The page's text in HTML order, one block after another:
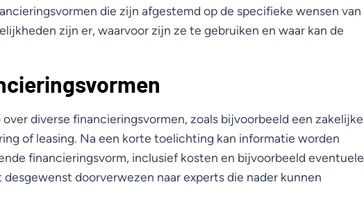
die zijn afgestemd op de specifieke wensen van
zijn er, waarvoor zijn ze te gebruiken en waar kan de
diverse financieringsvormen, zoals bijvoorbeeld een zakelijke
of leasing. Na een korte toelichting kan informatie worden
financieringsvorm, inclusief kosten en bijvoorbeeld eventuele
doorverwezen naar experts die nader kunnen